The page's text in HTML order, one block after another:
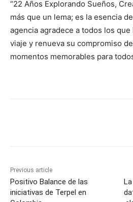
“22 Años Explorando Sueños,
más que un lema; es la esencia
agencia agradece a todos los
viaje y renueva su compromiso
momentos memorables para
Previous article
Positivo Balance de las
iniciativas de Terpel en